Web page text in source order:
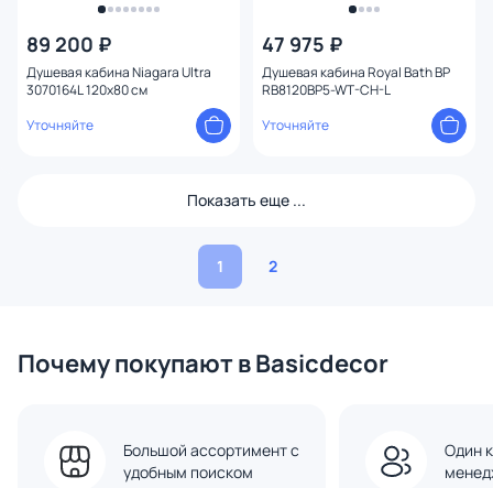
89 200 ₽
Душевая кабина Niagara Ultra
3070164L 120x80 см
Уточняйте
47 975 ₽
Душевая кабина Royal Bath BP
RB8120BP5-WT-CH-L
Уточняйте
Показать еще ...
1 2
Почему покупают в Basicdecor
Большой ассортимент с
удобным поиском
Один